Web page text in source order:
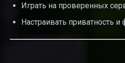
Играть на проверенных
Настраивать приватность